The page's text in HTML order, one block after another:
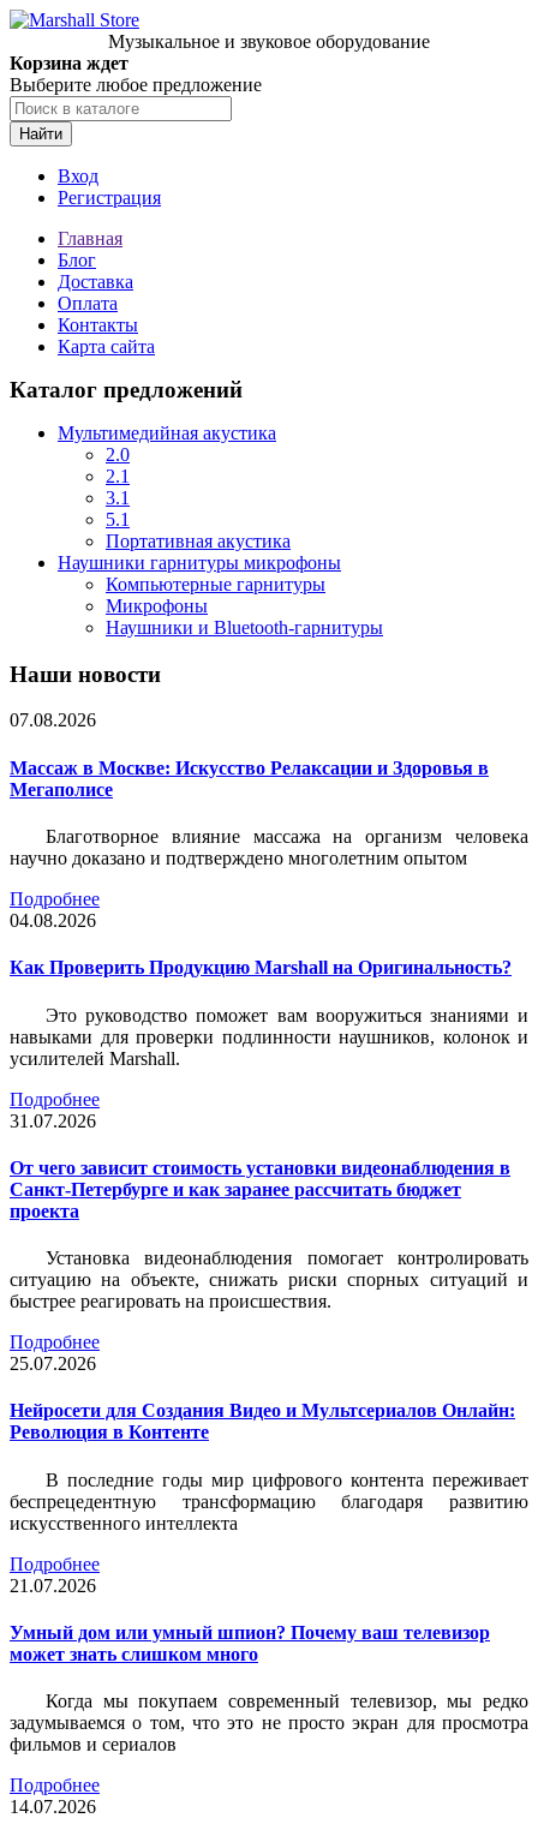
Музыкальное и звуковое оборудование
Корзина ждет
Выберите любое предложение
Найти
Вход
Регистрация
Главная
Блог
Доставка
Оплата
Контакты
Карта сайта
Каталог предложений
Мультимедийная акустика
2.0
2.1
3.1
5.1
Портативная акустика
Наушники гарнитуры микрофоны
Компьютерные гарнитуры
Микрофоны
Наушники и Bluetooth-гарнитуры
Наши новости
07.08.2026
Массаж в Москве: Искусство Релаксации и Здоровья в
Мегаполисе
Благотворное влияние массажа на организм человека
научно доказано и подтверждено многолетним опытом
Подробнее
04.08.2026
Как Проверить Продукцию Marshall на Оригинальность?
Это руководство поможет вам вооружиться знаниями и
навыками для проверки подлинности наушников, колонок и
усилителей Marshall.
Подробнее
31.07.2026
От чего зависит стоимость установки видеонаблюдения в
Санкт-Петербурге и как заранее рассчитать бюджет
проекта
Установка видеонаблюдения помогает контролировать
ситуацию на объекте, снижать риски спорных ситуаций и
быстрее реагировать на происшествия.
Подробнее
25.07.2026
Нейросети для Создания Видео и Мультсериалов Онлайн:
Революция в Контенте
В последние годы мир цифрового контента переживает
беспрецедентную трансформацию благодаря развитию
искусственного интеллекта
Подробнее
21.07.2026
Умный дом или умный шпион? Почему ваш телевизор
может знать слишком много
Когда мы покупаем современный телевизор, мы редко
задумываемся о том, что это не просто экран для просмотра
фильмов и сериалов
Подробнее
14.07.2026